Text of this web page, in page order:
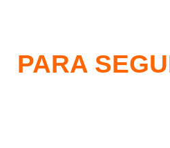
PARA